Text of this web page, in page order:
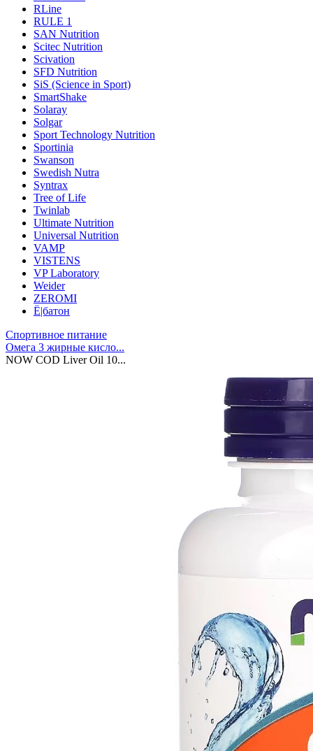
RLine
RULE 1
SAN Nutrition
Scitec Nutrition
Scivation
SFD Nutrition
SiS (Science in Sport)
SmartShake
Solaray
Solgar
Sport Technology Nutrition
Sportinia
Swanson
Swedish Nutra
Syntrax
Tree of Life
Twinlab
Ultimate Nutrition
Universal Nutrition
VAMP
VISTENS
VP Laboratory
Weider
ZEROMI
Ё|батон
Спортивное питание
Омега 3 жирные кисло...
NOW COD Liver Oil 10...